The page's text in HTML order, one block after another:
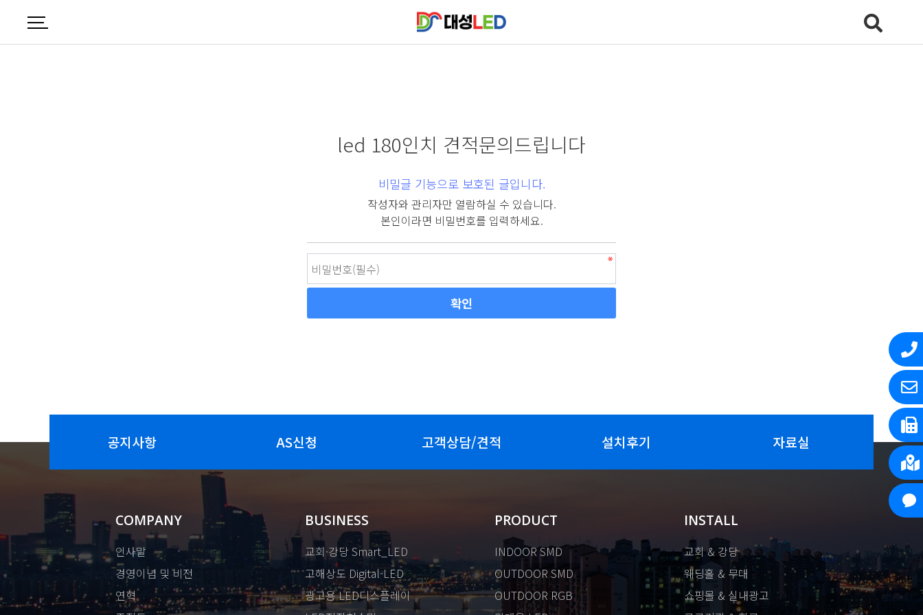
led 180인치 견적문의드립니다
비밀글 기능으로 보호된 글입니다.
작성자와 관리자만 열람하실 수 있습니다.
본인이라면 비밀번호를 입력하세요.
공지사항 AS신청 고객상담/견적 설치후기 자료실
COMPANY
인사말
경영이념 및 비전
연혁
BUSINESS
교회·강당 Smart_LED
고해상도 Digital-LED
광고용 LED디스플레이
PRODUCT
INDOOR SMD
OUTDOOR SMD
OUTDOOR RGB
INSTALL
교회 & 강당
웨딩홀 & 무대
쇼핑몰 & 실내광고